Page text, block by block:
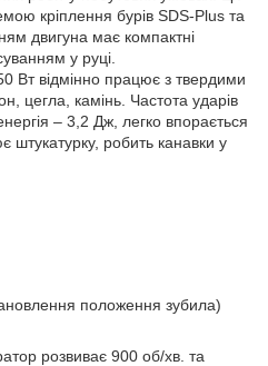
кріплення бурів SDS-Plus та
двигуна має компактні
у руці.
Вт відмінно працює з твердими
цегла, камінь. Частота ударів
– 3,2 Дж, легко впорається
штукатурку, робить канавки у
положення зубила)
розвиває 900 об/хв. та